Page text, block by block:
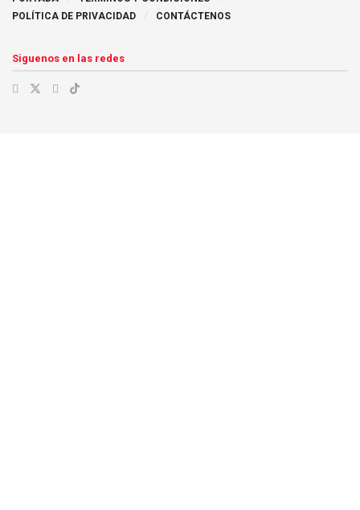
POLÍTICA DE PRIVACIDAD
CONTÁCTENOS
Siguenos en las redes